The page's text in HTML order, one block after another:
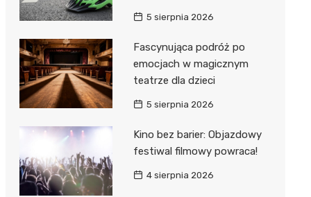
5 sierpnia 2026
Fascynująca podróż po
emocjach w magicznym
teatrze dla dzieci
5 sierpnia 2026
Kino bez barier: Objazdowy
festiwal filmowy powraca!
4 sierpnia 2026